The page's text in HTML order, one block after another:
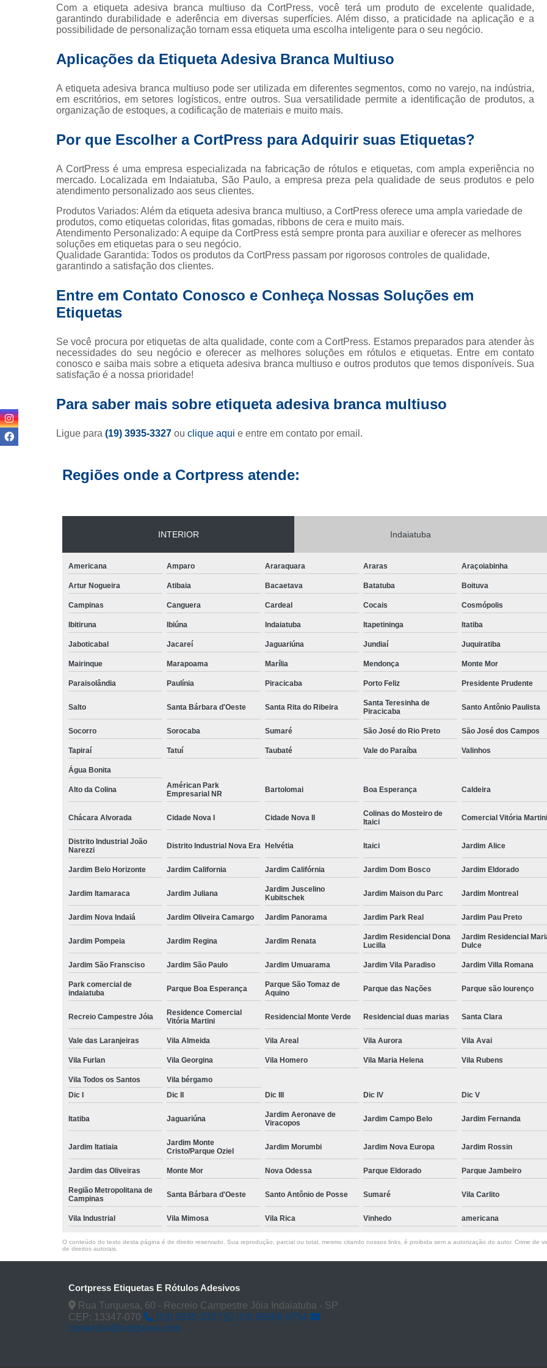
Etiqueta Adesiva Rolo
Etiqueta de Rolo Rolo de
Rolo de Etiqueta Térmica
Rolo Etiqueta Rolo Etiqueta Adesiva
Rótulos Adesivos para Alimentos
Rótulos e Etiquetas Adesivas
Rótulos para
Com a etiqueta adesiva branca multiuso da CortPress, você terá um produto de excelente qualidade,
garantindo durabilidade e aderência em diversas superfícies. Além disso, a praticidade na aplicação e a
possibilidade de personalização tornam essa etiqueta uma escolha inteligente para o seu negócio.
Aplicações da Etiqueta Adesiva Branca Multiuso
A etiqueta adesiva branca multiuso pode ser utilizada em diferentes segmentos, como no varejo, na indústria,
em escritórios, em setores logísticos, entre outros. Sua versatilidade permite a identificação de produtos, a
organização de estoques, a codificação de materiais e muito mais.
Por que Escolher a CortPress para Adquirir suas Etiquetas?
A CortPress é uma empresa especializada na fabricação de rótulos e etiquetas, com ampla experiência no
mercado. Localizada em Indaiatuba, São Paulo, a empresa preza pela qualidade de seus produtos e pelo
atendimento personalizado aos seus clientes.
Produtos Variados: Além da etiqueta adesiva branca multiuso, a CortPress oferece uma ampla variedade de
produtos, como etiquetas coloridas, fitas gomadas, ribbons de cera e muito mais.
Atendimento Personalizado: A equipe da CortPress está sempre pronta para auxiliar e oferecer as melhores
soluções em etiquetas para o seu negócio.
Qualidade Garantida: Todos os produtos da CortPress passam por rigorosos controles de qualidade,
garantindo a satisfação dos clientes.
Entre em Contato Conosco e Conheça Nossas Soluções em
Etiquetas
Se você procura por etiquetas de alta qualidade, conte com a CortPress. Estamos preparados para atender às
necessidades do seu negócio e oferecer as melhores soluções em rótulos e etiquetas. Entre em contato
conosco e saiba mais sobre a etiqueta adesiva branca multiuso e outros produtos que temos disponíveis. Sua
satisfação é a nossa prioridade!
Para saber mais sobre etiqueta adesiva branca multiuso
Ligue para (19) 3935-3327 ou clique aqui e entre em contato por email.
Regiões onde a Cortpress atende:
INTERIOR Indaiatuba
Americana Amparo Araraquara Araras Araçoiabinha
Artur Nogueira Atibaia Bacaetava Batatuba Boituva
Campinas Canguera Cardeal Cocais Cosmópolis
Ibitiruna Ibiúna Indaiatuba Itapetininga Itatiba
Jaboticabal Jacareí Jaguariúna Jundiaí Juquiratiba
Mairinque Marapoama Marília Mendonça Monte Mor
Paraisolândia Paulínia Piracicaba Porto Feliz Presidente Prudente
Salto Santa Bárbara d'Oeste Santa Rita do Ribeira
Santa Teresinha de
Piracicaba
Santo Antônio Paulista
Socorro Sorocaba Sumaré São José do Rio Preto São José dos Campos
Tapiraí Tatuí Taubaté Vale do Paraíba Valinhos
Água Bonita
Alto da Colina
Américan Park
Empresarial NR
Bartolomai Boa Esperança Caldeira
Chácara Alvorada Cidade Nova I Cidade Nova II
Colinas do Mosteiro de
Itaici
Comercial Vitória Martini
Distrito Industrial João
Narezzi
Distrito Industrial Nova Era Helvétia Itaici Jardim Alice
Jardim Belo Horizonte Jardim California Jardim Califórnia Jardim Dom Bosco Jardim Eldorado
Jardim Itamaraca Jardim Juliana
Jardim Juscelino
Kubitschek
Jardim Maison du Parc Jardim Montreal
Jardim Nova Indaiá Jardim Oliveira Camargo Jardim Panorama Jardim Park Real Jardim Pau Preto
Jardim Pompeia Jardim Regina Jardim Renata
Jardim Residencial Dona
Lucilla
Jardim Residencial
Dulce
Jardim São Fransciso Jardim São Paulo Jardim Umuarama Jardim Vila Paradiso Jardim Villa Romana
Park comercial de
indaiatuba
Parque Boa Esperança
Parque São Tomaz de
Aquino
Parque das Nações Parque são lourenço
Recreio Campestre Jóia
Residence Comercial
Vitória Martini
Residencial Monte Verde Residencial duas marias Santa Clara
Vale das Laranjeiras Vila Almeida Vila Areal Vila Aurora Vila Avai
Vila Furlan Vila Georgina Vila Homero Vila Maria Helena Vila Rubens
Vila Todos os Santos
Vila bérgamo
Dic I
Dic II Dic III Dic IV Dic V
Itatiba Jaguariúna
Jardim Aeronave de
Viracopos
Jardim Campo Belo Jardim Fernanda
Jardim Itatiaia
Jardim Monte
Cristo/Parque Oziel
Jardim Morumbi Jardim Nova Europa Jardim Rossin
Jardim das Oliveiras Monte Mor Nova Odessa Parque Eldorado Parque Jambeiro
Região Metropolitana de
Campinas
Santa Bárbara d'Oeste Santo Antônio de Posse Sumaré Vila Carlito
Vila Industrial Vila Mimosa Vila Rica Vinhedo americana
O conteúdo do texto desta página é de direito reservado. Sua reprodução, parcial ou total, mesmo citando nossos links, é proibida sem a autorização do autor. Crime de
de direitos autorais
Cortpress Etiquetas E Rótulos Adesivos
Rua Turquesa, 60 - Recreio Campestre Jóia Indaiatuba - SP
CEP: 13347-070
(19) 3935-3327
(19) 99899-9754
comercial@cortpress.com